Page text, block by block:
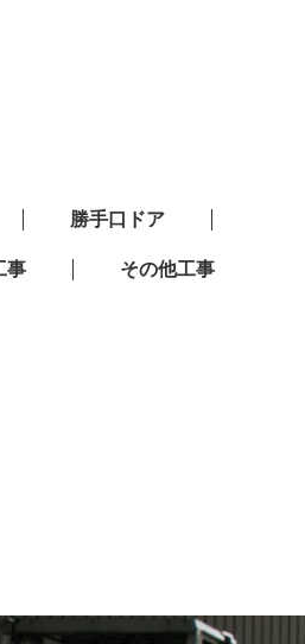
勝手口ドア
事 その他工事